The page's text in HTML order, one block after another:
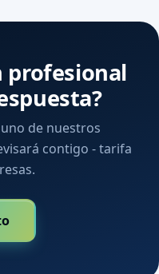
profesional
de nuestros
contigo - tarifa